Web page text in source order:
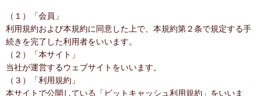
（１）「会員」
利用規約および本規約に同意した上で、本規約第２条で規定する手
続きを完了した利用者をいいます。
（２）「本サイト」
当社が運営するウェブサイトをいいます。
（３）「利用規約」
本サイトで公開している「ビットキャッシュ利用規約」をいいま